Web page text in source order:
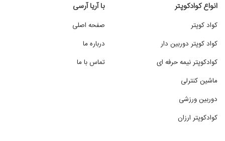
انواع کوادکوپتر
کواد کوپتر
کواد کوپتر دوربین دار
کوادکوپتر نیمه حرفه ای
ماشین کنترلی
دوربین ورزشی
کوادکوپتر ارزان
با آریا آرسی
صفحه اصلی
درباره ما
تماس با ما